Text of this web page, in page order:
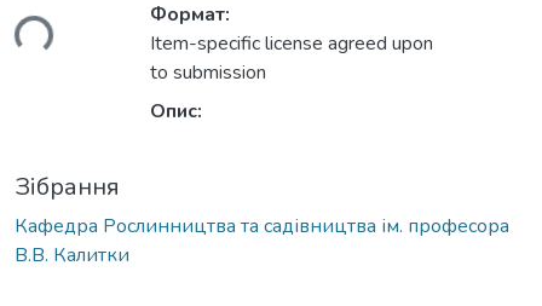
Формат:
Item-specific license agreed upon
to submission
Опис:
Зібрання
Кафедра Рослинництва та садівництва ім. професора
В.В. Калитки